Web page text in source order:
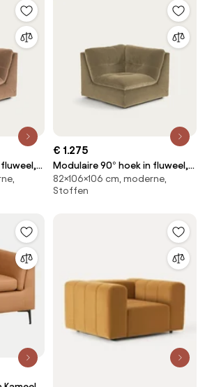
€ 1.275
Modulaire 90° hoek in fluweel,
GIULIANO
82×106×106 cm, moderne,
Stoffen